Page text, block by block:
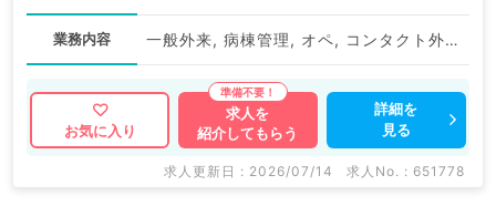
業務内容 一般外来, 病棟管理, オペ, コンタクト外来
お気に入り
求人を
紹介してもらう
詳細を
見る
求人更新日 : 2026/07/14 求人No. : 651778